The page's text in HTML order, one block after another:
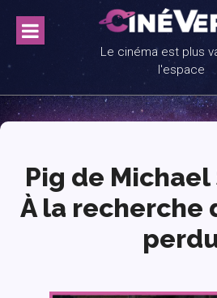
content
Le cinéma est plus
l'espace
Pig de Michael
À la recherche